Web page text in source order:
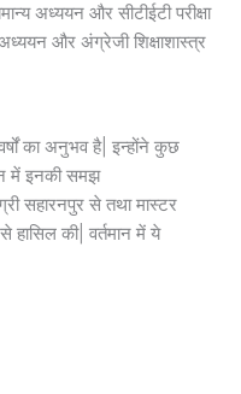
अध्ययन और सीटीईटी परीक्षा
और अंग्रेजी शिक्षाशास्त्र
का अनुभव है| इन्होंने कुछ
में इनकी समझ
सहारनपुर से तथा मास्टर
की| वर्तमान में ये